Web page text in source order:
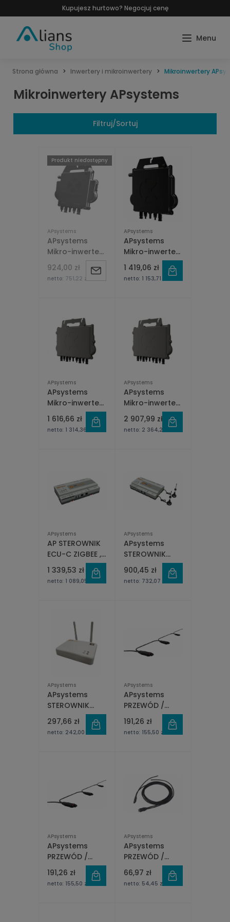
Kupujesz hurtowo? Negocjuj cenę
Strona główna Inwertery i mikroinwertery Mikroinwertery
Mikroinwertery APsystems
Filtruj/Sortuj
APsystems
APsystems
Mikro-inwerter
DS3 800W
jednofazowy
924,00 zł
netto: 751,22 zł
Produkt niedostępny
Powiadom
APsystems
APsystems
Mikro-inwerter
DS3D 1800W
jednofazowy
1 419,06 zł
netto: 1 153,71 zł
APsystems
APsystems
Mikro-inwerter
QT2 2000W
Trzyfazowy
1 616,66 zł
netto: 1 314,36 zł
APsystems
APsystems
Mikro-inwerter
QT2D 3200W
Trzyfazowy
2 907,99 zł
netto: 2 364,22 zł
APsystems
AP STEROWNIK
ECU-C ZIGBEE ,
ZAAWANSOWANE
FUNKCJE
1 339,53 zł
netto: 1 089,05 zł
APsystems
APsystems
STEROWNIK
ECU-R ZIGBEE
900,45 zł
netto: 732,07 zł
APsystems
APsystems
STEROWNIK
ECU-B
297,66 zł
netto: 242,00 zł
APsystems
APsystems
PRZEWÓD /
ZŁĄCZE Y5 AC
BUS 2,4m
191,26 zł
netto: 155,50 zł
APsystems
APsystems
PRZEWÓD /
ZŁĄCZE Y5 AC
BUS 4,6m
191,26 zł
netto: 155,50 zł
APsystems
APsystems
PRZEWÓD /
ZŁĄCZE Y3 AC
BUS 2MB
66,97 zł
netto: 54,45 zł